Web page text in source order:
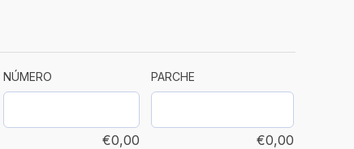
NÚMERO
€0,00
PARCHE
€0,00